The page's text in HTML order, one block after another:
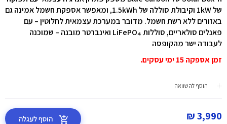
של 1kW וקיבולת סוללה של 1.5kWh, ומאפשר אספקת חשמל אמינה גם
באזורים ללא רשת חשמל. מדובר במערכת עצמאית לחלוטין – עם
פאנלים סולאריים, סוללות LiFePO₄ ואינברטר מובנה – שמוכנה
לעבודה ישר מהקופסה
זמן אספקה 15 ימי עסקים.
הוסף להשוואה
3,990 ₪ הוסף לעגלה